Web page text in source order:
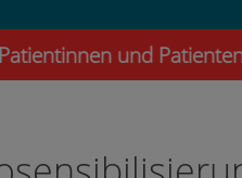
und Patienten,